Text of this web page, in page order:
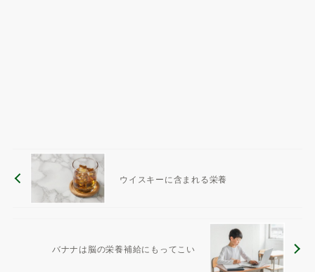
ウイスキーに含まれる栄養
バナナは脳の栄養補給にもってこい